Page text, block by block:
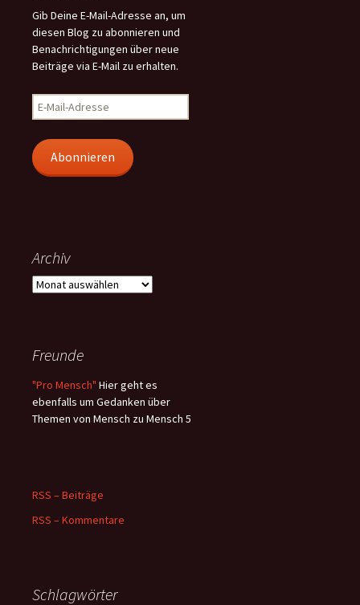
Gib Deine E-Mail-Adresse an, um
diesen Blog zu abonnieren und
Benachrichtigungen über neue
Beiträge via E-Mail zu erhalten.
E-
Mail-
Abonnieren
Archiv
Archiv
Freunde
"Pro Mensch" Hier geht es
ebenfalls um Gedanken über
Themen von Mensch zu Mensch 5
RSS – Beiträge
RSS – Kommentare
Schlagwörter